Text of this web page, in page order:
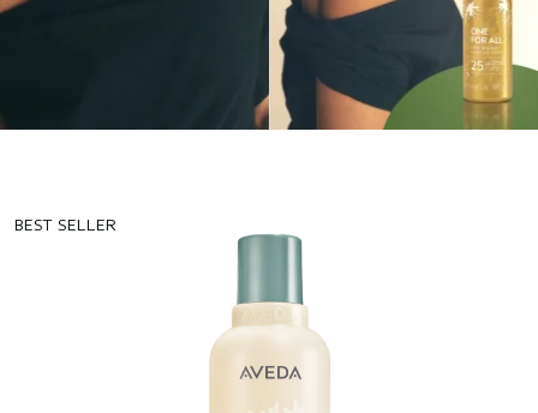
BEST SELLER